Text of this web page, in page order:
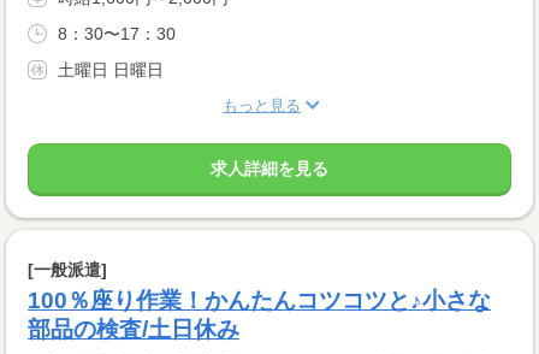
8：30〜17：30
土曜日 日曜日
もっと見る
求人詳細を見る
[一般派遣]
100％座り作業！かんたんコツコツと♪小さな
部品の検査/土日休み